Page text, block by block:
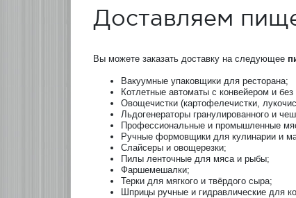
Доставляем
Вы можете заказать доставку на следующее
Вакуумные упаковщики для ресторана;
Котлетные автоматы с конвейером и без
Овощечистки (картофелечистки,
Льдогенераторы гранулированного и
Профессиональные и промышленные
Ручные формовщики для кулинарии и
Слайсеры и овощерезки;
Пилы ленточные для мяса и рыбы;
Фаршемешалки;
Терки для мягкого и твёрдого сыра;
Шприцы ручные и гидравлические для